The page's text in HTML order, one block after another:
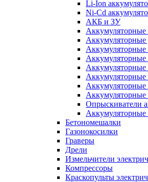
Li-Ion
Ni-Cd
АКБ и ЗУ
Аккумуляторные
Аккумуляторные
Аккумуляторные
Опрыскиватели
Бетономешалки
Газонокосилки
Граверы
Дрели
Измельчители
Компрессоры
Краскопульты